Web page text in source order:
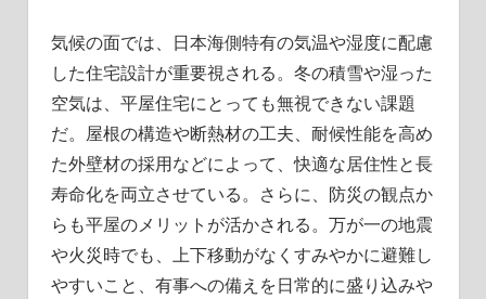
気候の面では、日本海側特有の気温や湿度に配慮
した住宅設計が重要視される。冬の積雪や湿った
空気は、平屋住宅にとっても無視できない課題
だ。屋根の構造や断熱材の工夫、耐候性能を高め
た外壁材の採用などによって、快適な居住性と長
寿命化を両立させている。さらに、防災の観点か
らも平屋のメリットが活かされる。万が一の地震
や火災時でも、上下移動がなくすみやかに避難し
やすいこと、有事への備えを日常的に盛り込みや